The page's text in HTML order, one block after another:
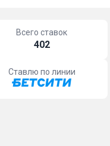
Всего ставок
402
Ставлю по линии